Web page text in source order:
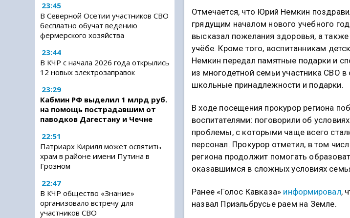
23:45
В Северной Осетии участников СВО
бесплатно обучат ведению
фермерского хозяйства
23:44
В КЧР с начала 2026 года открылись
12 новых электрозаправок
23:29
Кабмин РФ выделил 1 млрд руб.
на помощь пострадавшим от
паводков Дагестану и Чечне
22:51
Патриарх Кирилл может освятить
храм в районе имени Путина в
Грозном
22:47
В КЧР общество «Знание»
организовало встречу для
участников СВО
Отмечается, что Юрий Немкин
грядущим началом нового учебного
высказал пожелания здоровья, а также
учёбе. Кроме того, воспитанникам
Немкин передал памятные подарки и
из многодетной семьи участника СВО
школьные принадлежности и подарки.
В ходе посещения прокурор региона
воспитателями: поговорили об
проблемы, с которыми чаще всего
персонал. Прокурор отметил, в том
региона продолжит помогать
оказавшимся в сложных условиях
Ранее «Голос Кавказа» информировал,
назвал Приэльбрусье раем на Земле.